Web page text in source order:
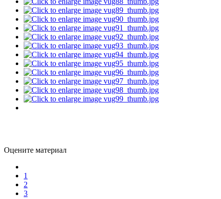
Оцените материал
1
2
3